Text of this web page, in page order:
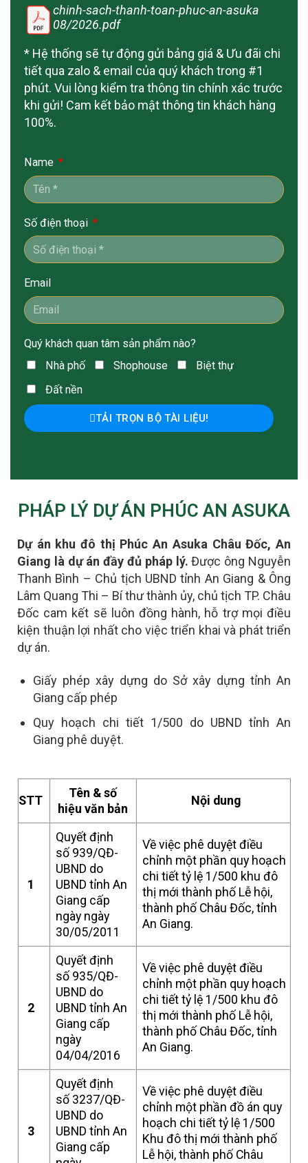
chinh-sach-thanh-toan-phuc-an-asuka
08/2026.pdf
* Hệ thống sẽ tự động gửi bảng giá & Ưu đãi chi
tiết qua zalo & email của quý khách trong #1
phút. Vui lòng kiểm tra thông tin chính xác trước
khi gửi! Cam kết bảo mật thông tin khách hàng
100%.
Name
Số điện thoại
Email
Quý khách quan tâm sản phẩm nào?
Nhà phố
Shophouse
Biệt thự
Đất nền
TẢI TRỌN BỘ TÀI LIỆU!
PHÁP LÝ DỰ ÁN PHÚC AN ASUKA
Dự án khu đô thị Phúc An Asuka Châu Đốc, An
Giang là dự án đầy đủ pháp lý.Được ông Nguyễn
Thanh Bình – Chủ tịch UBND tỉnh An Giang & Ông
Lâm Quang Thi – Bí thư thành ủy, chủ tịch TP. Châu
Đốc cam kết sẽ luôn đồng hành, hỗ trợ mọi điều
kiện thuận lợi nhất cho việc triển khai và phát triển
dự án.
Giấy phép xây dựng do Sở xây dựng tỉnh An
Giang cấp phép
Quy hoạch chi tiết 1/500 do UBND tỉnh An
Giang phê duyệt.
STT
Tên & số
hiệu văn bản
Nội dung
1
Quyết định
số 939/QĐ-
UBND do
UBND tỉnh An
Giang cấp
ngày ngày
30/05/2011
Về việc phê duyệt điều
chỉnh một phần quy hoạch
chi tiết tỷ lệ 1/500 khu đô
thị mới thành phố Lễ hội,
thành phố Châu Đốc, tỉnh
An Giang.
2
Quyết định
số 935/QĐ-
UBND do
UBND tỉnh An
Giang cấp
ngày
04/04/2016
Về việc phê duyệt điều
chỉnh một phần quy hoạch
chi tiết tỷ lệ 1/500 khu đô
thị mới thành phố Lễ hội,
thành phố Châu Đốc, tỉnh
An Giang.
3
Quyết định
số 3237/QĐ-
UBND do
UBND tỉnh An
Giang cấp
Về việc phê duyệt điều
chỉnh một phần đồ án quy
hoạch chi tiết tỷ lệ 1/500
Khu đô thị mới thành phố
Lễ hội, thành phố Châu